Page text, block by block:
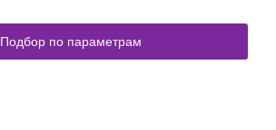
Подбор по параметрам